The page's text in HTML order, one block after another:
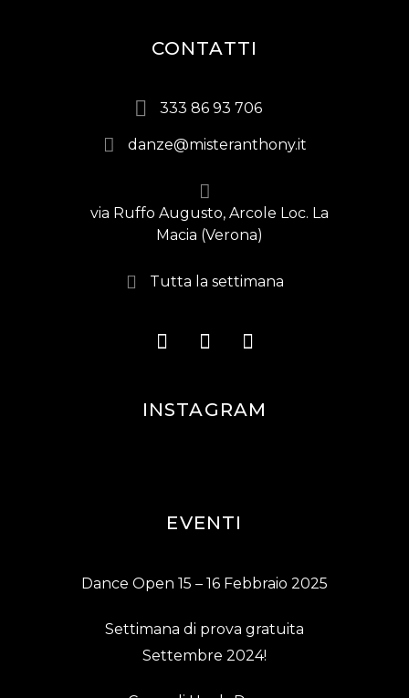
CONTATTI
333 86 93 706
danze@misteranthony.it
via Ruffo Augusto, Arcole Loc. La
Macia (Verona)
Tutta la settimana
INSTAGRAM
EVENTI
Dance Open 15 – 16 Febbraio 2025
Settimana di prova gratuita
Settembre 2024!